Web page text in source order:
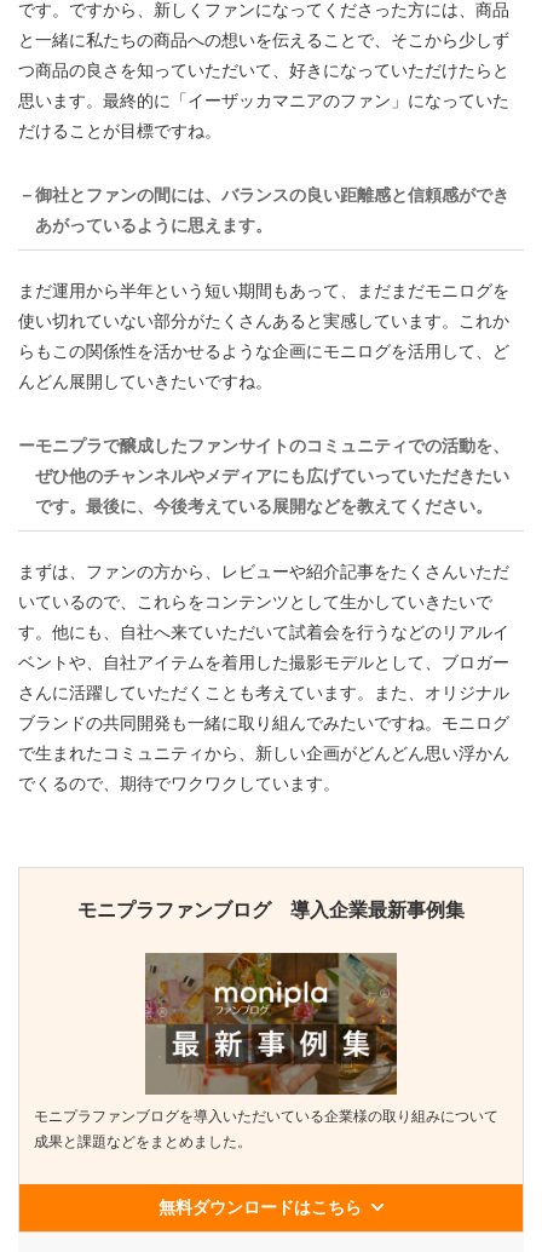
です。ですから、新しくファンになってくださった方には、商品
と一緒に私たちの商品への想いを伝えることで、そこから少しず
つ商品の良さを知っていただいて、好きになっていただけたらと
思います。最終的に「イーザッカマニアのファン」になっていた
だけることが目標ですね。
－御社とファンの間には、バランスの良い距離感と信頼感ができ
あがっているように思えます。
まだ運用から半年という短い期間もあって、まだまだモニログを
使い切れていない部分がたくさんあると実感しています。これか
らもこの関係性を活かせるような企画にモニログを活用して、ど
んどん展開していきたいですね。
ーモニプラで醸成したファンサイトのコミュニティでの活動を、
ぜひ他のチャンネルやメディアにも広げていっていただきたい
です。最後に、今後考えている展開などを教えてください。
まずは、ファンの方から、レビューや紹介記事をたくさんいただ
いているので、これらをコンテンツとして生かしていきたいで
す。他にも、自社へ来ていただいて試着会を行うなどのリアルイ
ベントや、自社アイテムを着用した撮影モデルとして、ブロガー
さんに活躍していただくことも考えています。また、オリジナル
ブランドの共同開発も一緒に取り組んでみたいですね。モニログ
で生まれたコミュニティから、新しい企画がどんどん思い浮かん
でくるので、期待でワクワクしています。
モニプラファンブログ 導入企業最新事例集
モニプラファンブログを導入いただいている企業様の取り組みについて
成果と課題などをまとめました。
無料ダウンロードはこちら